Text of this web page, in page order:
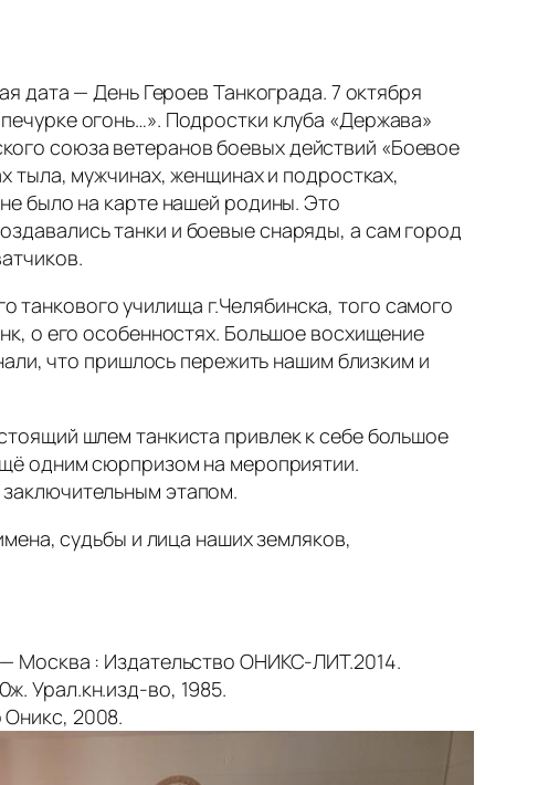
дата — День Героев Танкограда. 7 октября
огонь…». Подростки клуба «Держава»
союза ветеранов боевых действий «Боевое
тыла, мужчинах, женщинах и подростках,
было на карте нашей родины. Это
танки и боевые снаряды, а сам город
училища г.Челябинска, того самого
о его особенностях. Большое восхищение
что пришлось пережить нашим близким и
шлем танкиста привлек к себе большое
одним сюрпризом на мероприятии.
этапом.
судьбы и лица наших земляков,
Москва : Издательство ОНИКС-ЛИТ.2014.
Урал.кн.изд-во, 1985.
2008.